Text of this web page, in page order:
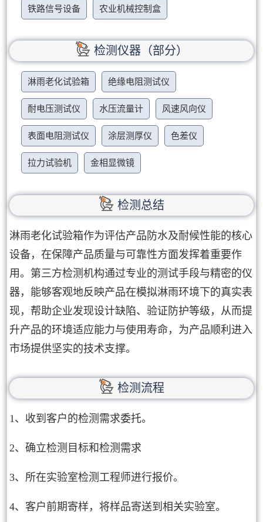
铁路信号设备 农业机械控制盒
检测仪器（部分）
淋雨老化试验箱 绝缘电阻测试仪
耐电压测试仪 水压流量计 风速风向仪
表面电阻测试仪 涂层测厚仪 色差仪
拉力试验机 金相显微镜
检测总结
淋雨老化试验箱作为评估产品防水及耐候性能的核心
设备，在保障产品质量与可靠性方面发挥着重要作
用。第三方检测机构通过专业的测试手段与精密的仪
器，能够客观地反映产品在模拟淋雨环境下的真实表
现，帮助企业发现设计缺陷、验证防护等级，从而提
升产品的环境适应能力与使用寿命，为产品顺利进入
市场提供坚实的技术支撑。
检测流程
1、收到客户的检测需求委托。
2、确立检测目标和检测需求
3、所在实验室检测工程师进行报价。
4、客户前期寄样，将样品寄送到相关实验室。